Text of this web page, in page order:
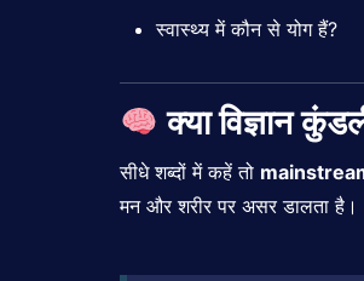
स्वास्थ्यमेंकौनसेयोगहैं?
क्याविज्ञान
सीधेशब्दोंमेंकहेंतो
मन औरशरीरपर असरडालताहै।